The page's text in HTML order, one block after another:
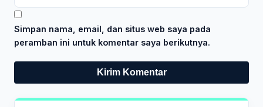
Simpan nama, email, dan situs web saya pada
peramban ini untuk komentar saya berikutnya.